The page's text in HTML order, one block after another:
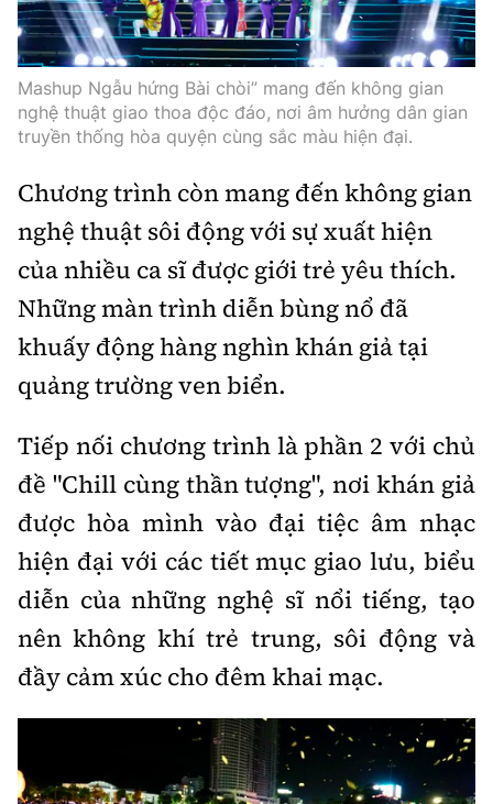
Nhà thầu
Mời thầu - Đấu thầu
Thi viết về GTVT
Gương sáng giao thông
Âm nhạc
Hậu trường sao
360 độ thể thao
Sản phẩm mới
Tư vấn
Thế giới
Thời sự Quốc tế
Hồ sơ tài liệu
Thế giới xây dựng
Đi ++
Du lịch
Khám phá
Lối sống
Ẩm thực
Video
Thời sự
Khám phá
Camera giao thông
Câu chuyện giao thông
Cơ quan chủ quản: Bộ Xây dựng
Giấy phép số: 03/GP-BVHTTDL, cấp ngày 1/4/2025.
Hà Nội.
Tổng biên tập:Nguyễn Thị Hồng Nga
Nguyễn Sơn Tùng,
Nguyễn Đức Thắng, La Đức Hùng
0901 514 799
Quảng cáo và Phát hành:
0915 057 282
Email:bandoc@baoxaydung.vn
chấp thuận bằng văn bản.
Mashup Ngẫu hứng Bài chòi” mang đến không gian
nghệ thuật giao thoa độc đáo, nơi âm hưởng dân gian
truyền thống hòa quyện cùng sắc màu hiện đại.
Chương trình còn mang đến không gian
nghệ thuật sôi động với sự xuất hiện
của nhiều ca sĩ được giới trẻ yêu thích.
Những màn trình diễn bùng nổ đã
khuấy động hàng nghìn khán giả tại
quảng trường ven biển.
Tiếp nối chương trình là phần 2 với chủ
đề "Chill cùng thần tượng", nơi khán giả
được hòa mình vào đại tiệc âm nhạc
hiện đại với các tiết mục giao lưu, biểu
diễn của những nghệ sĩ nổi tiếng, tạo
nên không khí trẻ trung, sôi động và
đầy cảm xúc cho đêm khai mạc.